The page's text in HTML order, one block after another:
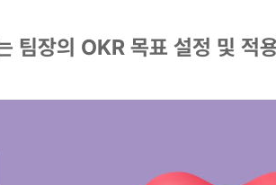
팀장의 OKR 목표 설정 및 적